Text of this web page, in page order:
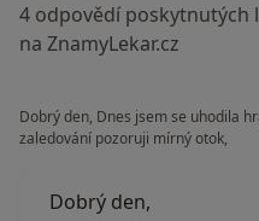
4 odpovědí poskytnutých
na ZnamyLekar.cz
Dobrý den, Dnes jsem se uhodila
zaledování pozoruji mírný otok,
Dobrý den,